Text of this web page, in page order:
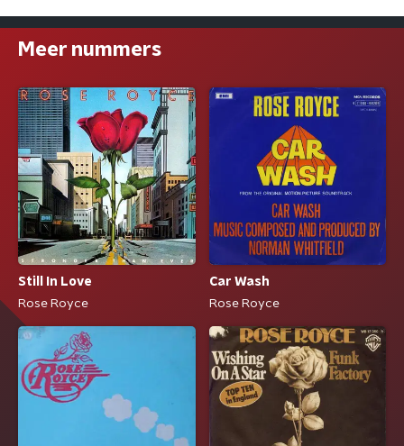
Meer nummers
Still In Love
Rose Royce
Car Wash
Rose Royce